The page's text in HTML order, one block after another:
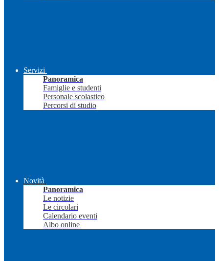
Servizi
Panoramica
Famiglie e studenti
Personale scolastico
Percorsi di studio
Novità
Panoramica
Le notizie
Le circolari
Calendario eventi
Albo online